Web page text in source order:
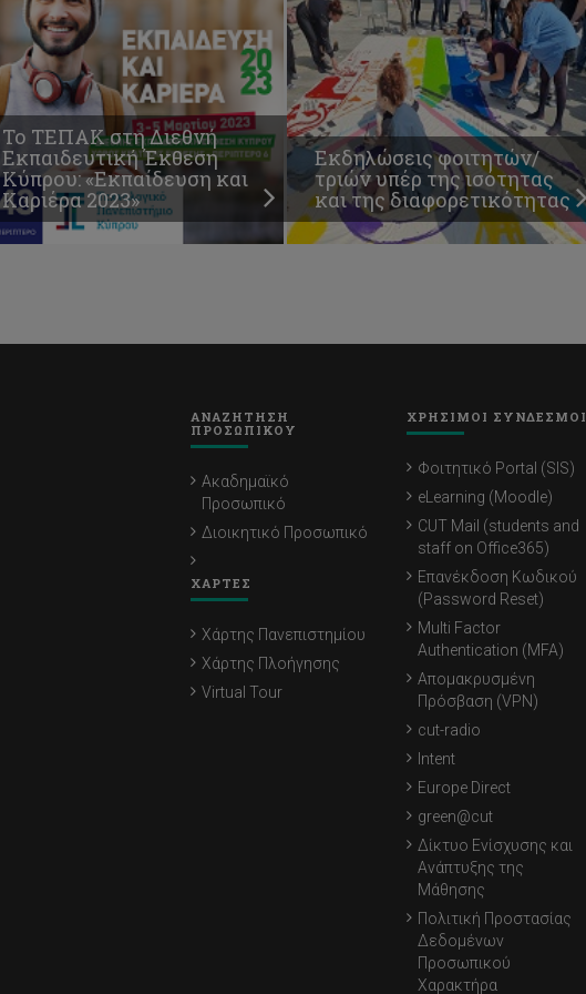
Το ΤΕΠΑΚ στη Διεθνή
Εκπαιδευτική Έκθεση
Κύπρου: «Εκπαίδευση και
Καριέρα 2023»
Εκδηλώσεις φοιτητών/
τριών υπέρ της ισότητας
και της διαφορετικότητας
ΑΝΑΖΗΤΗΣΗ
ΠΡΟΣΩΠΙΚΟΥ
Ακαδημαϊκό
Προσωπικό
Διοικητικό Προσωπικό
ΧΑΡΤΕΣ
Χάρτης Πανεπιστημίου
Χάρτης Πλοήγησης
Virtual Tour
ΧΡΗΣΙΜΟΙ ΣΥΝΔΕΣΜΟΙ
Φοιτητικό Portal (SIS)
eLearning (Moodle)
CUT Mail (students and
staff on Office365)
Επανέκδοση Κωδικού
(Password Reset)
Multi Factor
Authentication (MFA)
Απομακρυσμένη
Πρόσβαση (VPN)
cut-radio
Intent
Europe Direct
green@cut
Δίκτυο Ενίσχυσης και
Ανάπτυξης της
Μάθησης
Πολιτική Προστασίας
Δεδομένων
Προσωπικού
Χαρακτήρα